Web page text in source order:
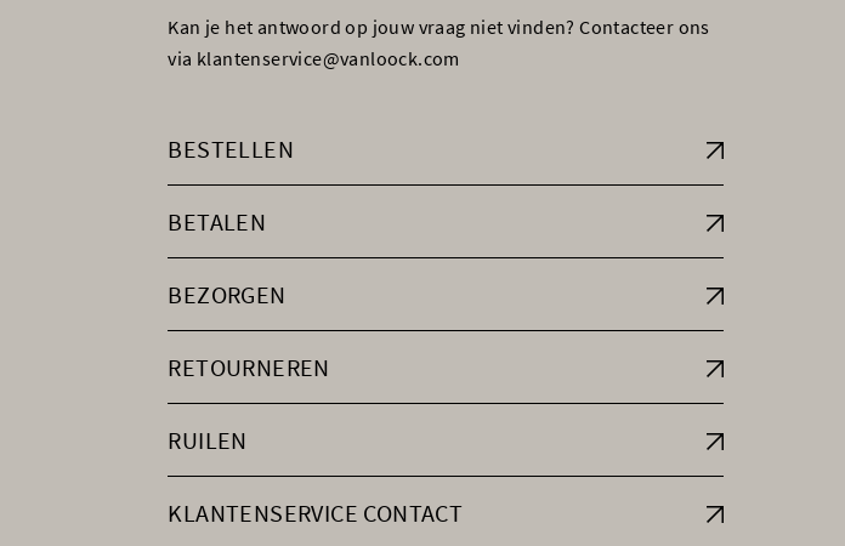
Kan je het antwoord op jouw vraag niet vinden? Contacteer ons
via klantenservice@vanloock.com
BESTELLEN
BETALEN
BEZORGEN
RETOURNEREN
RUILEN
KLANTENSERVICE CONTACT